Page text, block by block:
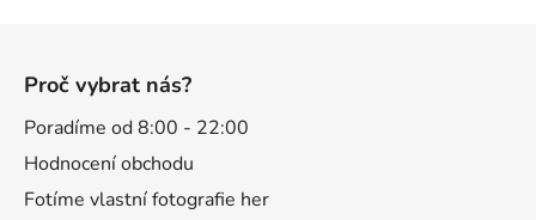
Proč vybrat nás?
Poradíme od 8:00 - 22:00
Hodnocení obchodu
Fotíme vlastní fotografie her